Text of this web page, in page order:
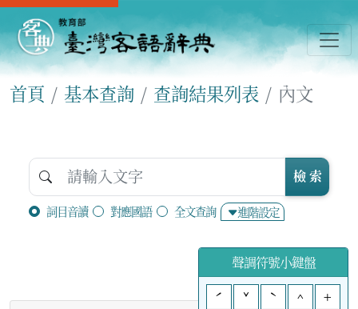
首頁 基本查詢 查詢結果列表 內文
詞目音讀 對應國語 全文查詢 進階設定
檢 索
聲調符號小鍵盤
ˊ
ˇ ˋ ^ +